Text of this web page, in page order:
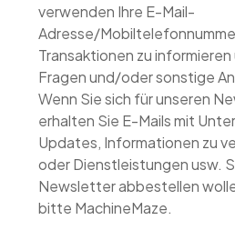
verwenden Ihre E-Mail-
Adresse/
Transaktionen zu
Fragen und/oder sonstige
Wenn Sie sich für unseren
erhalten Sie E-Mails mit
Updates, Informationen zu
oder Dienstleistungen usw.
Newsletter abbestellen
bitte MachineMaze.